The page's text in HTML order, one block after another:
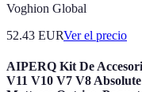
Voghion Global
52.43 EURVer el precio
AIPERQ Kit De
V11 V10 V7 V8